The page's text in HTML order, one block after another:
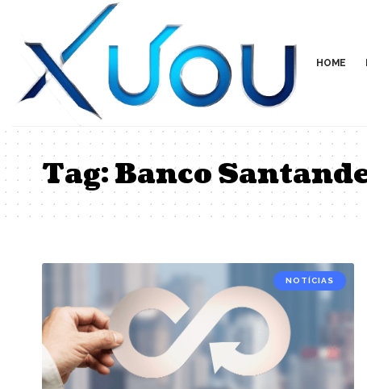
HOME
Tag:Banco
NOTÍCIAS